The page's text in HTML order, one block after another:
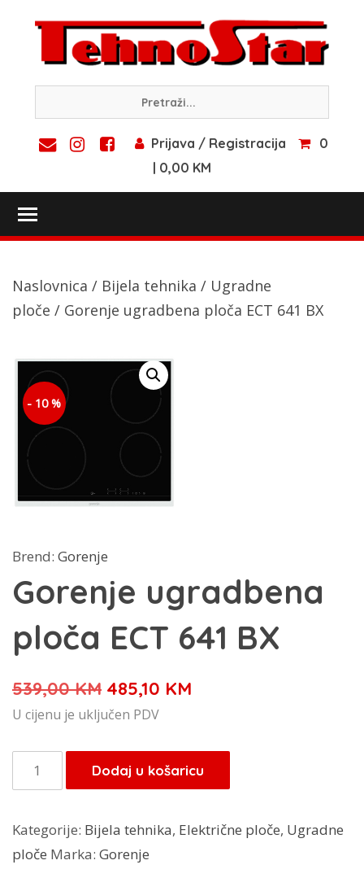
content
Prijava / Registracija
0
| 0,00 KM
Naslovnica / Bijela tehnika / Ugradne
ploče / Gorenje ugradbena ploča ECT 641 BX
- 10 %
Brend: Gorenje
Gorenje ugradbena
ploča ECT 641 BX
539,00KM Izvorna
cijena
je:
539,00 KM.
485,10 KM
U cijenu je uključen PDV
Gorenje
ugradbena
ECT
641
Dodaj u košaricu
Kategorije: Bijela tehnika, Električne ploče, Ugradne
ploče Marka: Gorenje